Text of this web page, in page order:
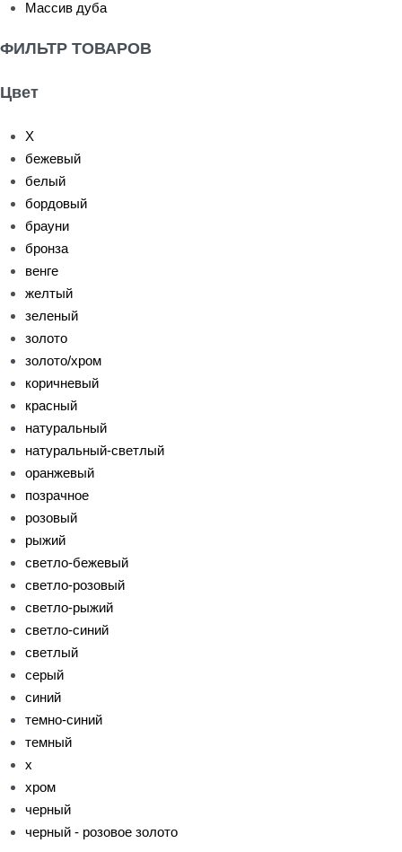
Массив дуба
ФИЛЬТР ТОВАРОВ
Цвет
X
бежевый
белый
бордовый
брауни
бронза
венге
желтый
зеленый
золото
золото/хром
коричневый
красный
натуральный
натуральный-светлый
оранжевый
позрачное
розовый
рыжий
светло-бежевый
светло-розовый
светло-рыжий
светло-синий
светлый
серый
синий
темно-синий
темный
х
хром
черный
черный - розовое золото